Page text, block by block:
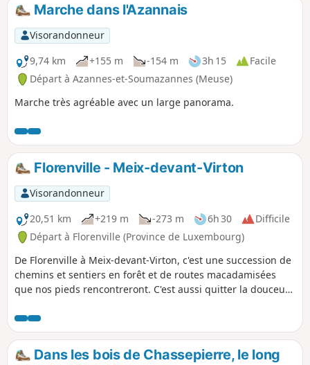
Marche dans l'Azannais
Visorandonneur
9,74 km
+155 m -154 m 3h 15
Facile
Départ à Azannes-et-Soumazannes (Meuse)
Marche très agréable avec un large panorama.
Florenville - Meix-devant-Virton
Visorandonneur
20,51 km
+219 m -273 m 6h 30
Difficile
Départ à Florenville (Province de Luxembourg)
De Florenville à Meix-devant-Virton, c'est une succession de
chemins et sentiers en forêt et de routes macadamisées
que nos pieds rencontreront. C'est aussi quitter la douceur
forestier escarpé du versant Sud de la Semois.
Dans les bois de Chassepierre, le long